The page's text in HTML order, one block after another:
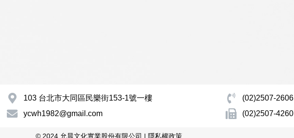
103 台北市大同區民樂街153-1號一樓
ycwh1982@gmail.com
(02)2507-2606
(02)2507-4260
© 2024 允晨文化實業股份有限公司 | 隱私權政策